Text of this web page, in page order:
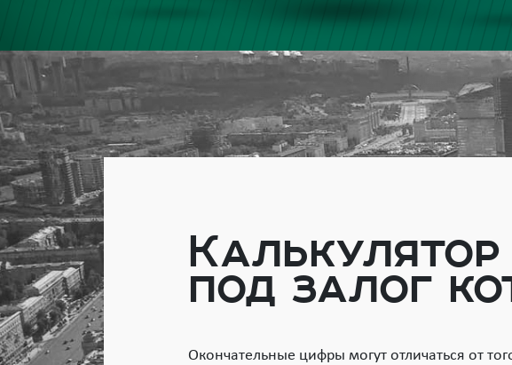
под залог
Окончательные цифры могут отличаться от